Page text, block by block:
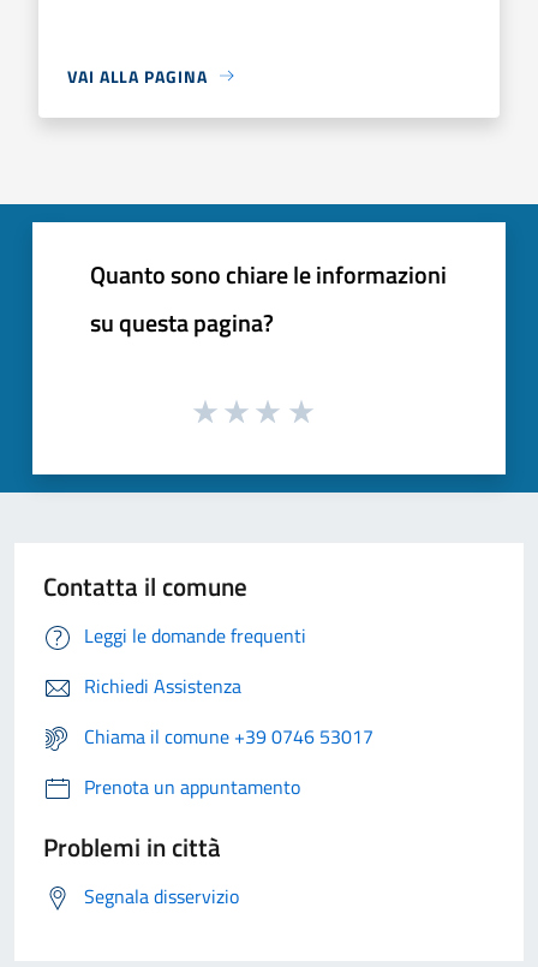
VAI ALLA PAGINA
Quanto sono chiare le informazioni
su questa pagina?
Contatta il comune
Leggi le domande frequenti
Richiedi Assistenza
Chiama il comune +39 0746 53017
Prenota un appuntamento
Problemi in città
Segnala disservizio